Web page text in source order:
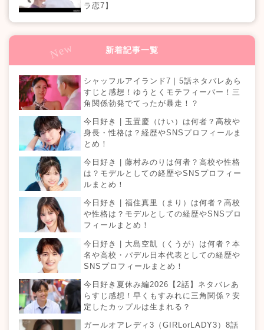
ラ恋7】
新着記事一覧
シャッフルアイランド7｜5話ネタバレあら
すじと感想！ゆうとくモテフィーバー！三
角関係勃発でてったが暴走！？
今日好き | 玉置慶（けい）は何者？高校や
身長・性格は？経歴やSNSプロフィールま
とめ！
今日好き | 藤村みのりは何者？高校や性格
は？モデルとしての経歴やSNSプロフィー
ルまとめ！
今日好き | 福住真里（まり）は何者？高校
や性格は？モデルとしての経歴やSNSプロ
フィールまとめ！
今日好き | 大島空凱（くうが）は何者？本
名や高校・パデル日本代表としての経歴や
SNSプロフィールまとめ！
今日好き夏休み編2026【2話】ネタバレあ
らすじ感想！早くもすみれに三角関係？安
定したカップルは生まれる？
ガールオアレディ3（GIRLorLADY3）8話